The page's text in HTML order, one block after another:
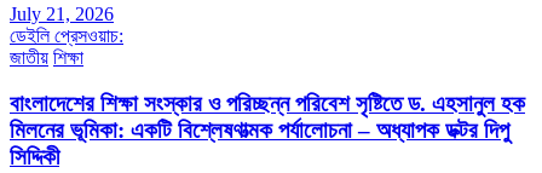
July 21, 2026
ডেইলি প্রেসওয়াচ:
জাতীয় শিক্ষা
বাংলাদেশের শিক্ষা সংস্কার ও পরিচ্ছন্ন পরিবেশ সৃষ্টিতে ড. এহসানুল হক
মিলনের ভূমিকা: একটি বিশ্লেষণাত্মক পর্যালোচনা – অধ্যাপক ডক্টর দিপু
সিদ্দিকী